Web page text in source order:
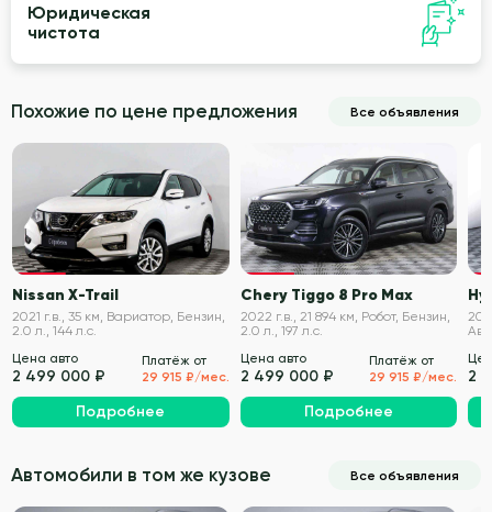
Юридическая
чистота
Похожие по цене предложения Все объявления
VIN проверен
Nissan X-Trail
2021 г.в., 35 км, Вариатор, Бензин,
2.0 л., 144 л.с.
Цена авто
2 499 000 ₽
Платёж от
29 915 ₽/мес.
Подробнее
VIN проверен
Chery Tiggo 8 Pro Max
2022 г.в., 21 894 км, Робот, Бензин,
2.0 л., 197 л.с.
Цена авто
2 499 000 ₽
Платёж от
29 915 ₽/мес.
Подробнее
2
Автомобили в том же кузове Все объявления